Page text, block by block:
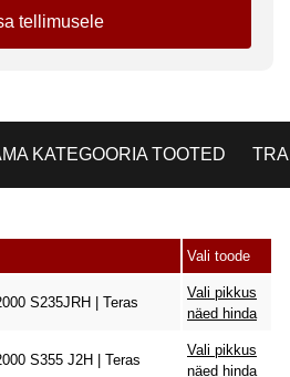
tellimusele
KATEGOORIA TOOTED
Vali toode
S235JRH | Teras
Vali pikkus
näed hinda
S355 J2H | Teras
Vali pikkus
näed hinda